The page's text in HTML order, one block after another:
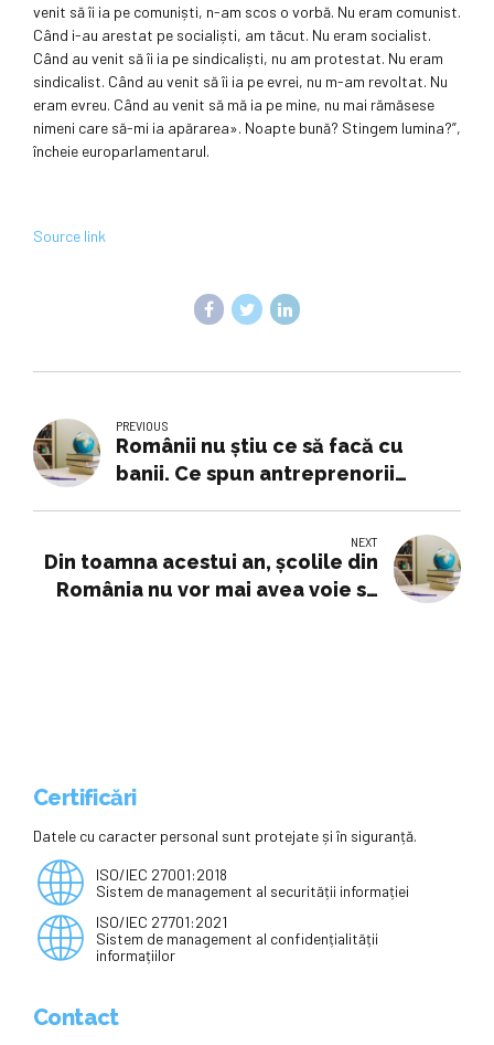
venit să îi ia pe comuniști, n-am scos o vorbă. Nu eram comunist.
Când i-au arestat pe socialiști, am tăcut. Nu eram socialist.
Când au venit să îi ia pe sindicaliști, nu am protestat. Nu eram
sindicalist. Când au venit să îi ia pe evrei, nu m-am revoltat. Nu
eram evreu. Când au venit să mă ia pe mine, nu mai rămăsese
nimeni care să-mi ia apărarea». Noapte bună? Stingem lumina?”,
încheie europarlamentarul.
Source link
PREVIOUS
Românii nu știu ce să facă cu
banii. Ce spun antreprenorii
NEXT
Din toamna acestui an, școlile din
România nu vor mai avea voie să
Certificări
Datele cu caracter personal sunt protejate și în siguranță.
ISO/IEC 27001:2018
Sistem de management al securității informației
ISO/IEC 27701:2021
Sistem de management al confidențialității
informațiilor
Contact